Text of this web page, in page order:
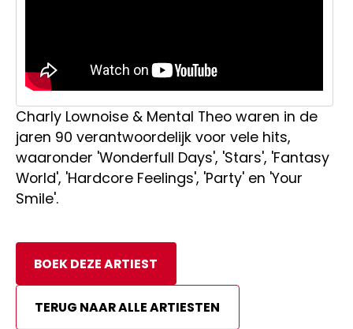
Charly Lownoise & Mental Theo waren in de
jaren 90 verantwoordelijk voor vele hits,
waaronder 'Wonderfull Days', 'Stars', 'Fantasy
World', 'Hardcore Feelings', 'Party' en 'Your
Smile'.
BOEK DEZE ARTIEST
TERUG NAAR ALLE ARTIESTEN